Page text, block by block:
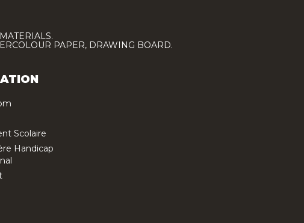
PAPER, DRAWING BOARD.
Scolaire
Handicap